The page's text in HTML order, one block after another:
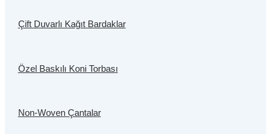
Çift Duvarlı Kağıt Bardaklar
Özel Baskılı Koni Torbası
Non-Woven Çantalar